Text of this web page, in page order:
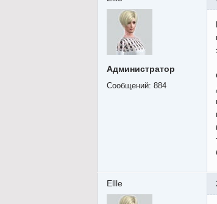
Администратор
Сообщений: 884
Ellle